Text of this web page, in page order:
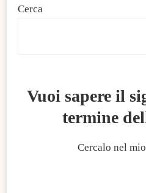
Cerca
Vuoi sapere il
termine
Cercalo nel